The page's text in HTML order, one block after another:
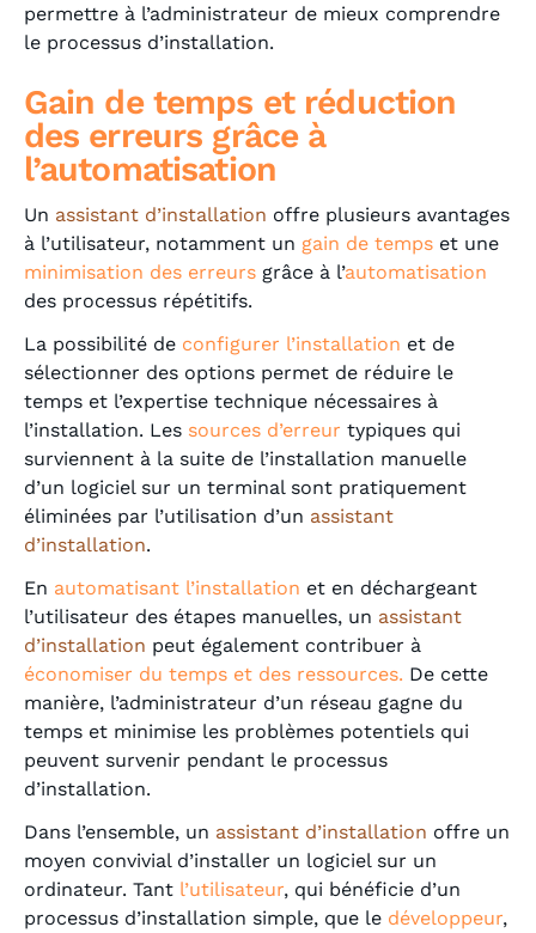
permettre à l’administrateur de mieux comprendre
le processus d’installation.
Gain de temps et réduction
des erreurs grâce à
l’automatisation
Un assistant d’installation offre plusieurs avantages
à l’utilisateur, notamment un gain de tempset une
minimisation des erreursgrâce à l’automatisation
des processus répétitifs.
La possibilité de configurer l’installation et de
sélectionner des options permet de réduire le
temps et l’expertise technique nécessaires à
l’installation. Les sources d’erreur typiques qui
surviennent à la suite de l’installation manuelle
d’un logiciel sur un terminal sont pratiquement
éliminées par l’utilisation d’un assistant
d’installation.
En automatisant l’installation et en déchargeant
l’utilisateur des étapes manuelles, un assistant
d’installation peut également contribuer à
économiser du temps et des ressources. De cette
manière, l’administrateur d’un réseau gagne du
temps et minimise les problèmes potentiels qui
peuvent survenir pendant le processus
d’installation.
Dans l’ensemble, un assistant d’installation offre un
moyen convivial d’installer un logiciel sur un
ordinateur. Tant l’utilisateur, qui bénéficie d’un
processus d’installation simple, que le développeur,